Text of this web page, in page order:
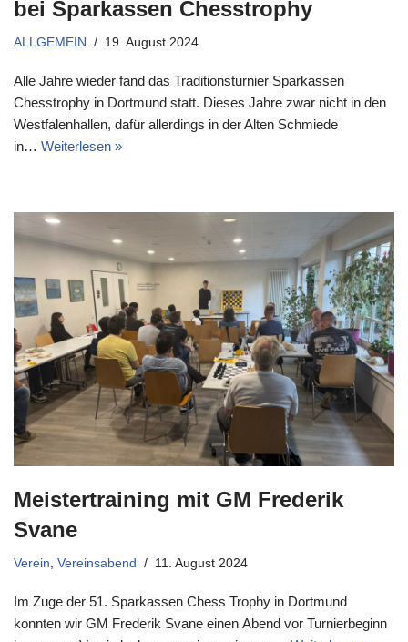
bei Sparkassen Chesstrophy
ALLGEMEIN 19. August 2024
Alle Jahre wieder fand das Traditionsturnier Sparkassen
Chesstrophy in Dortmund statt. Dieses Jahre zwar nicht in den
Westfalenhallen, dafür allerdings in der Alten Schmiede
in… Weiterlesen »
Meistertraining mit GM Frederik
Svane
Verein, Vereinsabend 11. August 2024
Im Zuge der 51. Sparkassen Chess Trophy in Dortmund
konnten wir GM Frederik Svane einen Abend vor Turnierbeginn